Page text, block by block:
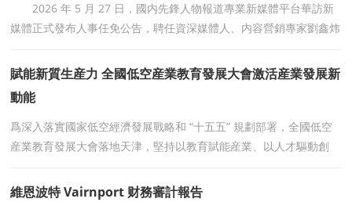
2026 年 5 月 27 日，國内先鋒人物報道專業新媒體平台華訪新
媒體正式發布人事任免公告，聘任資深媒體人、内容營銷專家劉鑫炜
賦能新質生産力 全國低空産業教育發展大會激活産業發展新
動能
爲深入落實國家低空經濟發展戰略和 “十五五” 規劃部署，全國低空
産業教育發展大會落地天津，堅持以教育賦能産業、以人才驅動創
維恩波特 Vairnport 财務審計報告